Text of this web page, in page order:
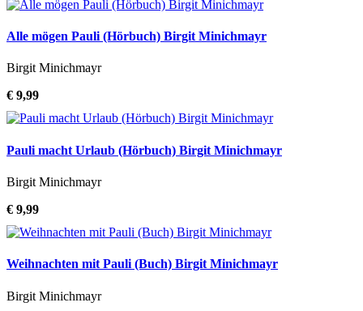
Alle mögen Pauli (Hörbuch) Birgit Minichmayr
Birgit Minichmayr
€ 9,99
Pauli macht Urlaub (Hörbuch) Birgit Minichmayr
Birgit Minichmayr
€ 9,99
Weihnachten mit Pauli (Buch) Birgit Minichmayr
Birgit Minichmayr